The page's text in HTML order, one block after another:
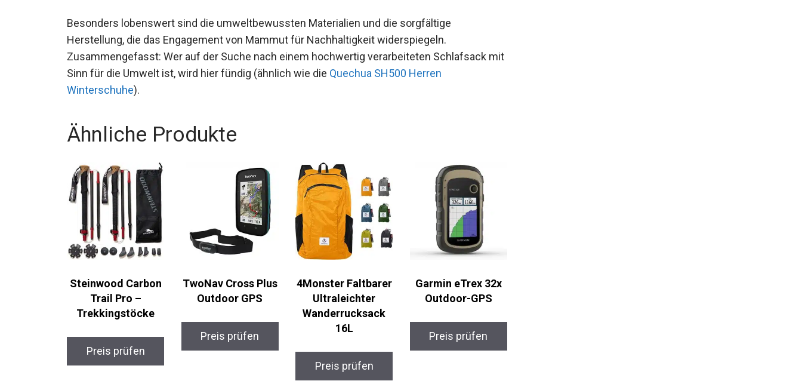
Besonders lobenswert sind die umweltbewussten Materialien und die sorgfältige
Herstellung, die das Engagement von Mammut für Nachhaltigkeit widerspiegeln.
Zusammengefasst: Wer auf der Suche nach einem hochwertig verarbeiteten Schlafsack
mit Sinn für die Umwelt ist, wird hier fündig (ähnlich wie die
Ähnliche Produkte
Steinwood Carbon
Trail Pro –
Preis prüfen
TwoNav Cross Plus
Preis prüfen
4Monster Faltbarer
Ultraleichter
Wanderrucksack
Preis prüfen
Garmin eTrex 32x
Preis prüfen